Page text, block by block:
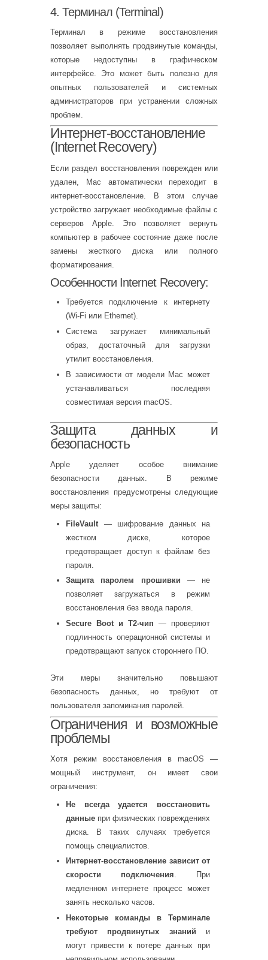
4. Терминал (Terminal)
Терминал в режиме восстановления
позволяет выполнять продвинутые команды,
которые недоступны в графическом
интерфейсе. Это может быть полезно для
опытных пользователей и системных
администраторов при устранении сложных
проблем.
Интернет-восстановление
(Internet Recovery)
Если раздел восстановления поврежден или
удален, Mac автоматически переходит в
интернет-восстановление. В этом случае
устройство загружает необходимые файлы с
серверов Apple. Это позволяет вернуть
компьютер в рабочее состояние даже после
замены жесткого диска или полного
форматирования.
Особенности Internet Recovery:
Требуется подключение к интернету
(Wi-Fi или Ethernet).
Система загружает минимальный
образ, достаточный для загрузки
утилит восстановления.
В зависимости от модели Mac может
устанавливаться последняя
совместимая версия macOS.
Защита данных и
безопасность
Apple уделяет особое внимание
безопасности данных. В режиме
восстановления предусмотрены следующие
меры защиты:
FileVault — шифрование данных на
жестком диске, которое
предотвращает доступ к файлам без
пароля.
Защита паролем прошивки — не
позволяет загружаться в режим
восстановления без ввода пароля.
Secure Boot и T2-чип — проверяют
подлинность операционной системы и
предотвращают запуск стороннего ПО.
Эти меры значительно повышают
безопасность данных, но требуют от
пользователя запоминания паролей.
Ограничения и возможные
проблемы
Хотя режим восстановления в macOS —
мощный инструмент, он имеет свои
ограничения:
Не всегда удается восстановить
данные при физических повреждениях
диска. В таких случаях требуется
помощь специалистов.
Интернет-восстановление зависит от
скорости подключения. При
медленном интернете процесс может
занять несколько часов.
Некоторые команды в Терминале
требуют продвинутых знаний и
могут привести к потере данных при